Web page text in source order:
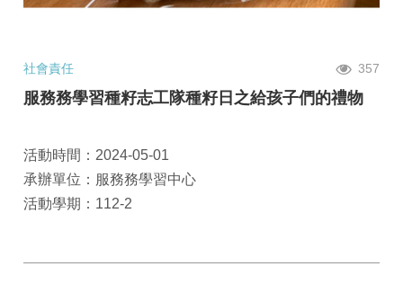
社會責任 357
服務務學習種籽志工隊種籽日之給孩子們的禮物
活動時間：2024-05-01
承辦單位：服務務學習中心
活動學期：112-2